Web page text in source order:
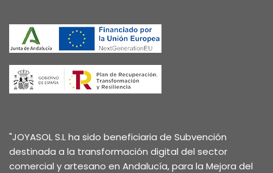
"JOYASOL S.L ha sido beneficiaria de Subvención
destinada a la transformación digital del sector
comercial y artesano en Andalucía, para la Mejora del